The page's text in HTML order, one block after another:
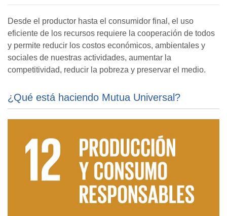
Desde el productor hasta el consumidor final, el uso
eficiente de los recursos requiere la cooperación de todos
y permite reducir los costos económicos, ambientales y
sociales de nuestras actividades, aumentar la
competitividad, reducir la pobreza y preservar el medio.
¿Qué está haciendo Mutua Universal?